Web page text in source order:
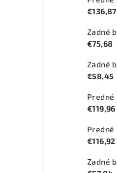
€136,87
€75,68
€58,45
€119,96
€116,92